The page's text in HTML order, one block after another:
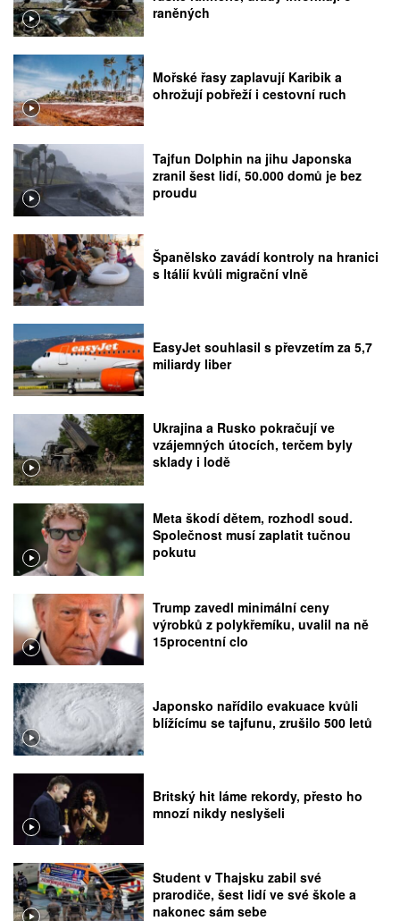
raněných
Mořské řasy zaplavují Karibik a
ohrožují pobřeží i cestovní ruch
Tajfun Dolphin na jihu Japonska
zranil šest lidí, 50.000 domů je bez
proudu
Španělsko zavádí kontroly na hranici
s Itálií kvůli migrační vlně
EasyJet souhlasil s převzetím za 5,7
miliardy liber
Ukrajina a Rusko pokračují ve
vzájemných útocích, terčem byly
sklady i lodě
Meta škodí dětem, rozhodl soud.
Společnost musí zaplatit tučnou
pokutu
Trump zavedl minimální ceny
výrobků z polykřemíku, uvalil na ně
15procentní clo
Japonsko nařídilo evakuace kvůli
blížícímu se tajfunu, zrušilo 500 letů
Britský hit láme rekordy, přesto ho
mnozí nikdy neslyšeli
Student v Thajsku zabil své
prarodiče, šest lidí ve své škole a
nakonec sám sebe